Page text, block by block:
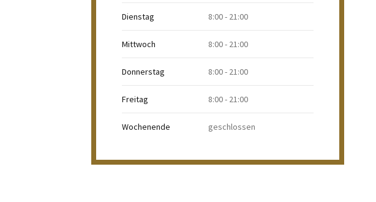
Dienstag 8:00 - 21:00
Mittwoch 8:00 - 21:00
Donnerstag 8:00 - 21:00
Freitag 8:00 - 21:00
Wochenende geschlossen